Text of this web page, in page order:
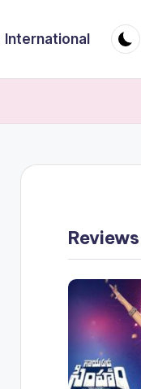
International
Reviews